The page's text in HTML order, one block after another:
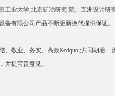
业大学,北京矿冶研究 院、五洲设计
有限公司产品不断更新换代提供保证。
敬业、务实、高效&rdquo;;共同朝着
并提宝贵意见。